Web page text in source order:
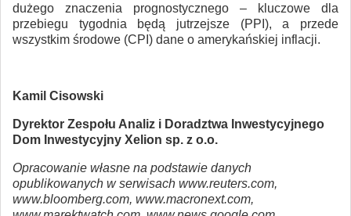
dużego znaczenia prognostycznego – kluczowe dla
przebiegu tygodnia będą jutrzejsze (PPI), a przede
wszystkim środowe (CPI) dane o amerykańskiej inflacji.
Kamil Cisowski
Dyrektor Zespołu Analiz i Doradztwa Inwestycyjnego
Dom Inwestycyjny Xelion sp. z o.o.
Opracowanie własne na podstawie danych
opublikowanych w serwisach www.reuters.com,
www.bloomberg.com, www.macronext.com,